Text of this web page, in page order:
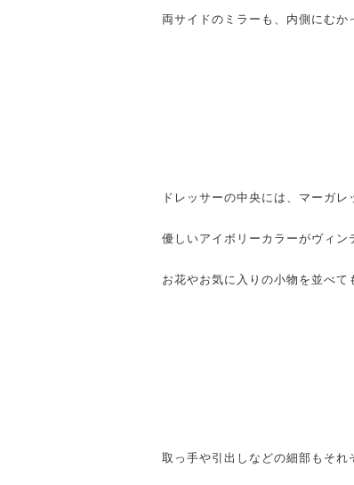
両サイドのミラーも、内側にむか
ドレッサーの中央には、マーガ
優しいアイボリーカラーがヴィン
お花やお気に入りの小物を並べて
取っ手や引出しなどの細部もそれ